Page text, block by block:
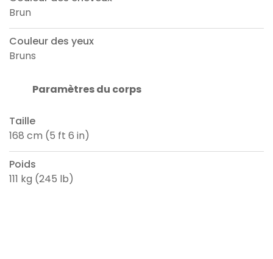
Brun
Couleur des yeux
Bruns
Paramètres du corps
Taille
168 cm (5 ft 6 in)
Poids
111 kg (245 lb)